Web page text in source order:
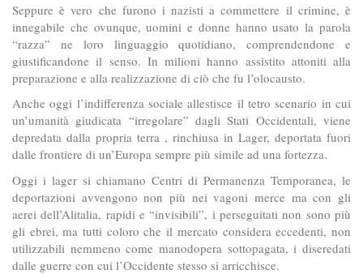
Seppure è vero che furono i nazisti a commettere il crimine, è
innegabile che ovunque, uomini e donne hanno usato la parola
“razza” ne loro linguaggio quotidiano, comprendendone e
giustificandone il senso. In milioni hanno assistito attoniti alla
preparazione e alla realizzazione di ciò che fu l’olocausto.
Anche oggi l’indifferenza sociale allestisce il tetro scenario in cui
un’umanità giudicata “irregolare” dagli Stati Occidentali, viene
depredata dalla propria terra , rinchiusa in Lager, deportata fuori
dalle frontiere di un’Europa sempre più simile ad una fortezza.
Oggi i lager si chiamano Centri di Permanenza Temporanea, le
deportazioni avvengono non più nei vagoni merce ma con gli
aerei dell’Alitalia, rapidi e “invisibili”, i perseguitati non sono più
gli ebrei, ma tutti coloro che il mercato considera eccedenti, non
utilizzabili nemmeno come manodopera sottopagata, i diseredati
dalle guerre con cui l’Occidente stesso si arricchisce.